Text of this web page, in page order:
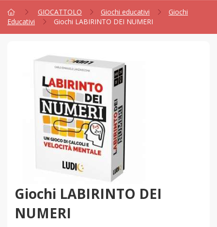
GIOCATTOLO
Giochi educativi
Giochi
Educativi
Giochi LABIRINTO DEI NUMERI
Giochi LABIRINTO DEI
NUMERI